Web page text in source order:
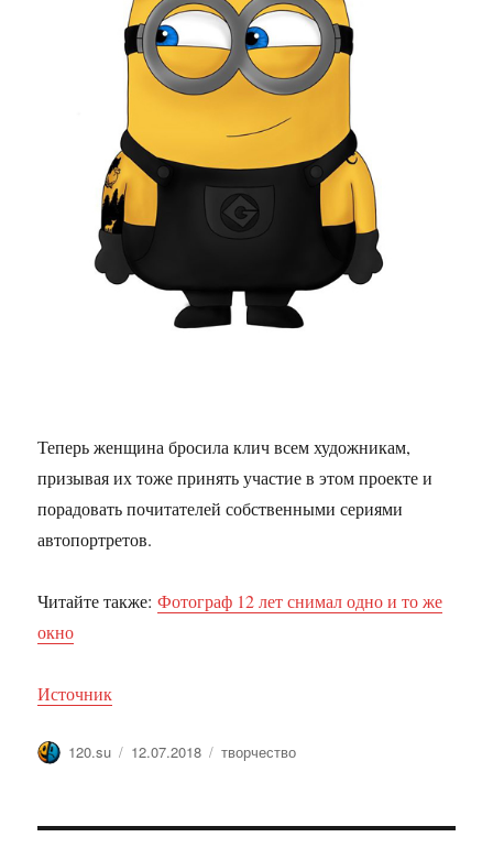
Теперь женщина бросила клич всем художникам,
призывая их тоже принять участие в этом проекте и
порадовать почитателей собственными сериями
автопортретов.
Читайте также:Фотограф 12 лет снимал одно и то же
окно
Источник
Автор
120.su Опубликовано
12.07.2018 Метки
творчество